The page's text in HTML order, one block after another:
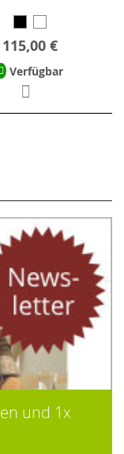
115,00 €
Verfügbar
und 1x